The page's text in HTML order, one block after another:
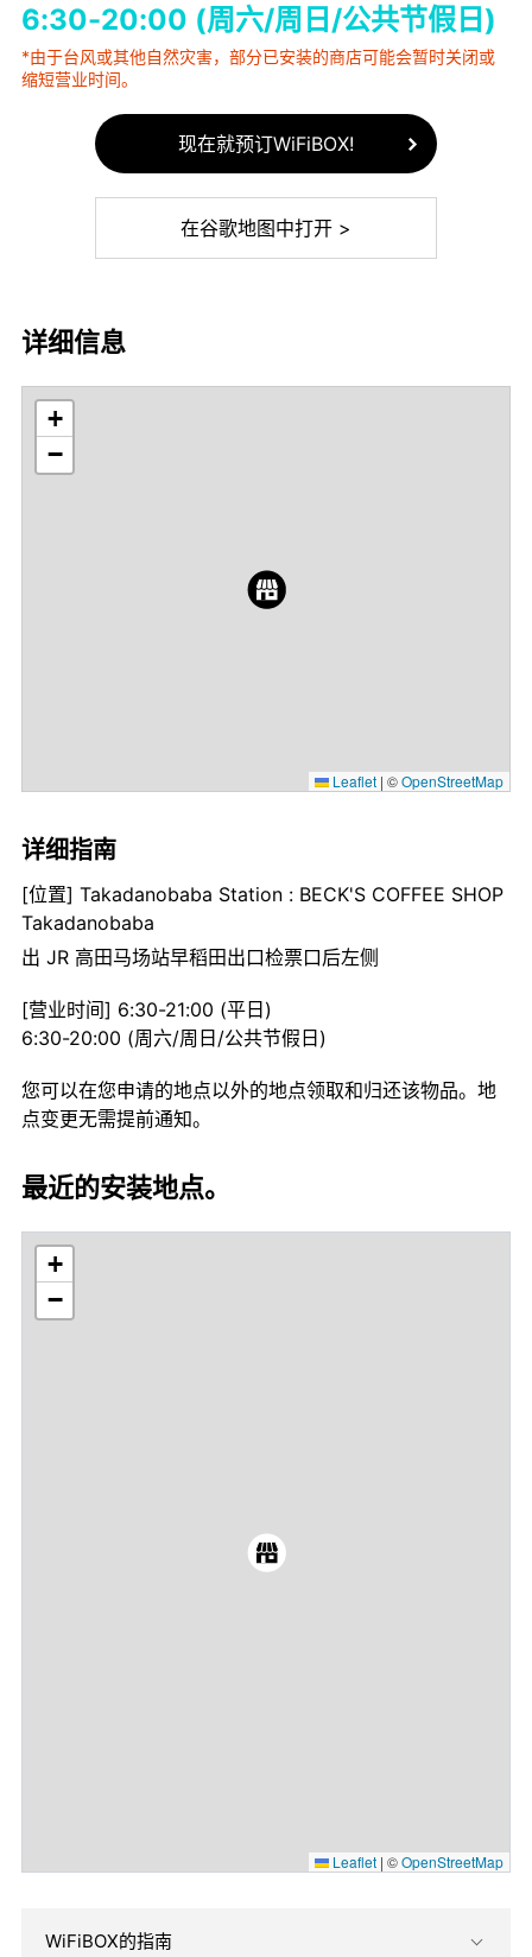
6:30-20:00 (周六/周日/公共节假日)
*由于台风或其他自然灾害，部分已安装的商店可能会暂时关闭或
缩短营业时间。
现在就预订WiFiBOX!
在谷歌地图中打开 >
详细信息
+
−
Leaflet | ©OpenStreetMap
详细指南
[位置] Takadanobaba Station : BECK'S COFFEE SHOP
Takadanobaba
出 JR 高田马场站早稻田出口检票口后左侧
[营业时间] 6:30-21:00 (平日)
6:30-20:00 (周六/周日/公共节假日)
您可以在您申请的地点以外的地点领取和归还该物品。地
点变更无需提前通知。
最近的安装地点。
+
−
Leaflet | ©OpenStreetMap
WiFiBOX的指南